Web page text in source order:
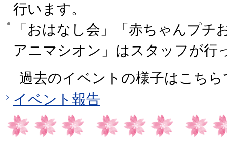
行います。
「おはなし会」「赤ちゃんプチ
アニマシオン」はスタッフが行
過去のイベントの様子はこちら
イベント報告